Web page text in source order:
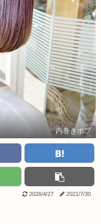
内巻きボブ
2026/4/27 2021/7/30